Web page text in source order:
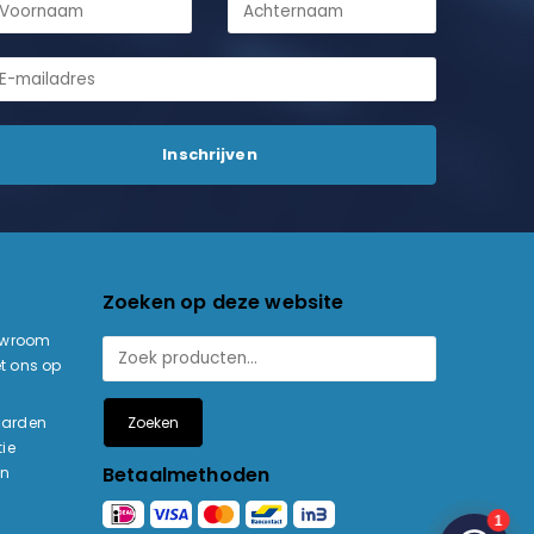
ons op
Zoeken op deze website
Zoeken
Betaalmethoden